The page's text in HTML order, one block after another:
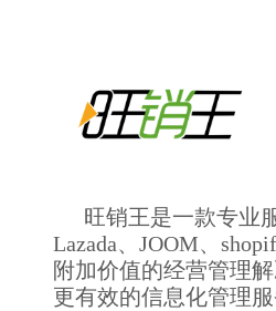
旺销王是一款专业
Lazada、JOOM、
附加价值的经营管理
更有效的信息化管理